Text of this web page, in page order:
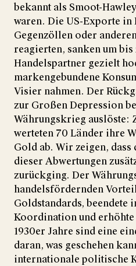
bekannt als Smoot-
waren. Die US-Exporte in
Gegenzöllen oder
reagierten, sanken um bis
Handelspartner gezielt
markengebundene
Visier nahmen. Der
zur Großen Depression
Währungskrieg auslöste:
werteten 70 Länder ihre
Gold ab. Wir zeigen,
dieser Abwertungen
zurückging. Der
handelsfördernden
Goldstandards, beendete
Koordination und
1930er Jahre sind eine
daran, was geschehen
internationale politische